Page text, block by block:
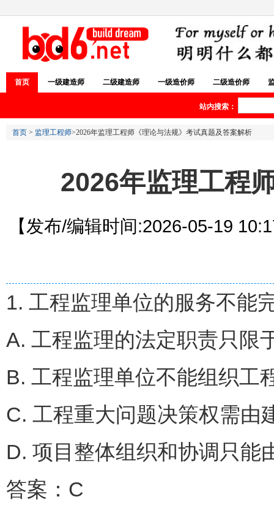
首页 一级建造师 二级建造师 一级造价师 二级造价师
站内搜索：
首页 > 监理工程师>2026年监理工程师《理论与法规》考试真题及答案解析
2026年监理工程
【发布/编辑时间:2026-05-19
1. 工程监理单位的服务不能
A. 工程监理的法定职责
B. 工程监理单位不能组
C. 工程重大问题决策权
D. 项目整体组织和协调只能
答案：C